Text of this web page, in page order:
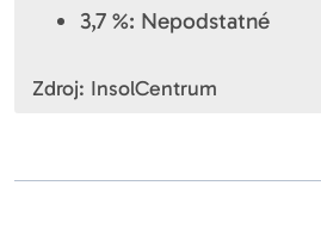
3,7 %: Nepodstatné
Zdroj: InsolCentrum